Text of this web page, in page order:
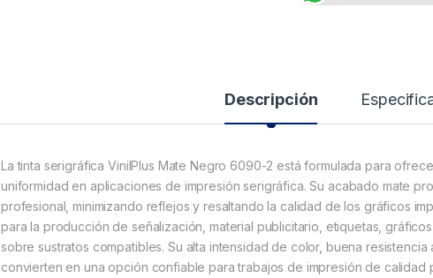
Descripción
La tinta serigráfica VinilPlus Mate Negro 6090-2 está formulada para
uniformidad en aplicaciones de impresión serigráfica. Su acabado mate
profesional, minimizando reflejos y resaltando la calidad de los gráficos
para la producción de señalización, material publicitario, etiquetas,
sobre sustratos compatibles. Su alta intensidad de color, buena
convierten en una opción confiable para trabajos de impresión de calidad